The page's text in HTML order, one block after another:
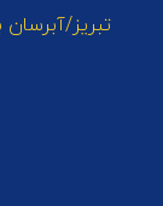
تبریز/